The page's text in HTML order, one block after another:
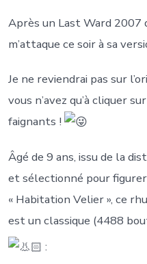
Après un Last Ward 2007
m’attaque ce soir à sa
Je ne reviendrai pas sur
vous n’avez qu’à cliquer
faignants !
Âgé de 9 ans, issu de la
et sélectionné pour
« Habitation Velier », ce
est un classique (4488
: